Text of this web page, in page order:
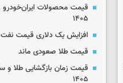
۱۴۰۵
افزایش یک دلاری قیمت نفت
قیمت طلا صعودی ماند
۱۴۰۵